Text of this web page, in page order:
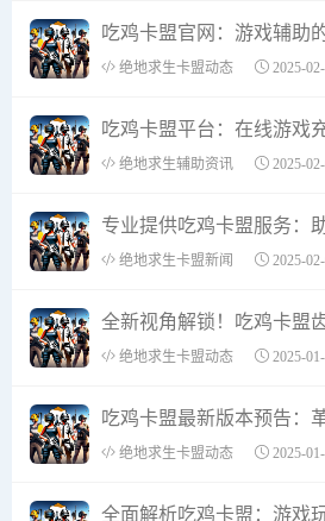
吃鸡卡盟官网：游戏辅助
绝地求生卡盟动态 2025-
绝地求生辅助资讯 2025-
绝地求生卡盟新闻 2025-
绝地求生卡盟动态 2025-
绝地求生卡盟动态 2025-